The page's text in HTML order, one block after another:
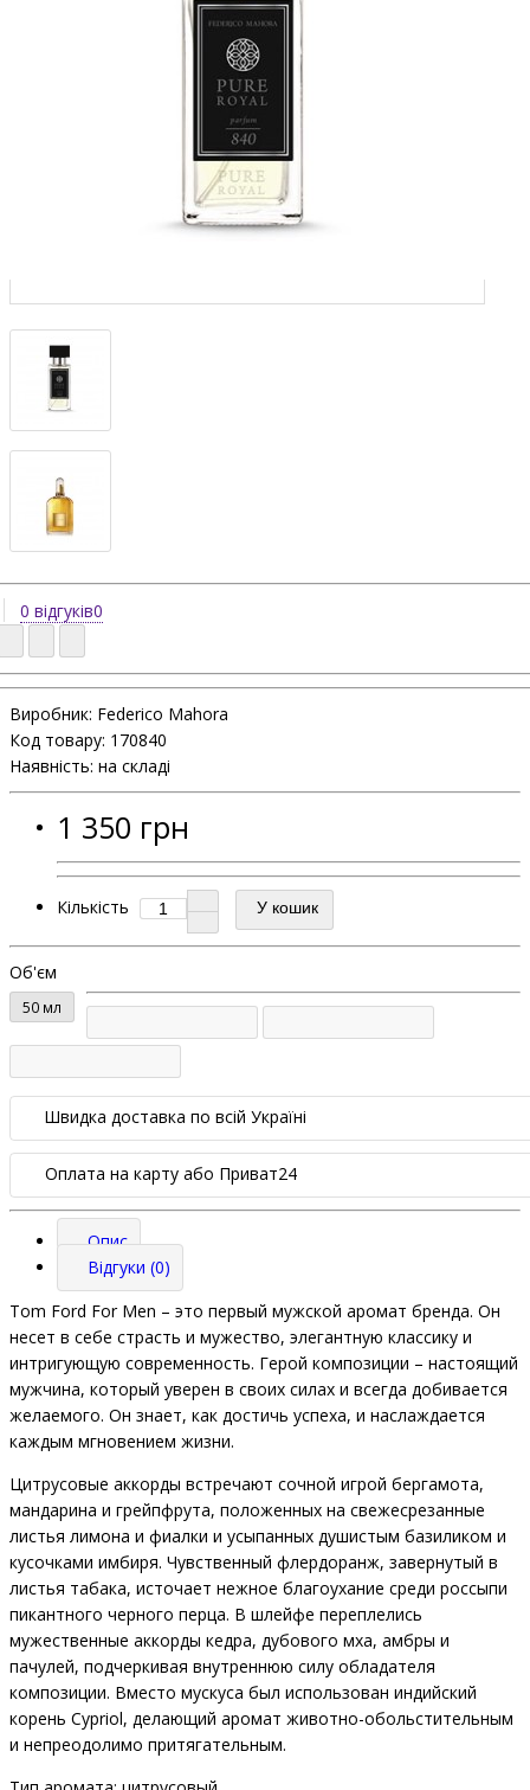
0 відгуків0
Виробник: Federico Mahora
Код товару: 170840
Наявність: на складі
1 350 грн
Кількість У кошик
Об'єм
50 мл
Швидка доставка по всій Україні
Оплата на карту або Приват24
Опис
Відгуки (0)
Tom Ford For Men – это первый мужской аромат бренда. Он
несет в себе страсть и мужество, элегантную классику и
интригующую современность. Герой композиции – настоящий
мужчина, который уверен в своих силах и всегда добивается
желаемого. Он знает, как достичь успеха, и наслаждается
каждым мгновением жизни.
Цитрусовые аккорды встречают сочной игрой бергамота,
мандарина и грейпфрута, положенных на свежесрезанные
листья лимона и фиалки и усыпанных душистым базиликом и
кусочками имбиря. Чувственный флердоранж, завернутый в
листья табака, источает нежное благоухание среди россыпи
пикантного черного перца. В шлейфе переплелись
мужественные аккорды кедра, дубового мха, амбры и
пачулей, подчеркивая внутреннюю силу обладателя
композиции. Вместо мускуса был использован индийский
корень Cypriol, делающий аромат животно-обольстительным
и непреодолимо притягательным.